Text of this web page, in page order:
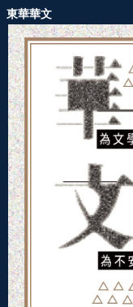
跳
到
主
要
內
容
區
東華華文